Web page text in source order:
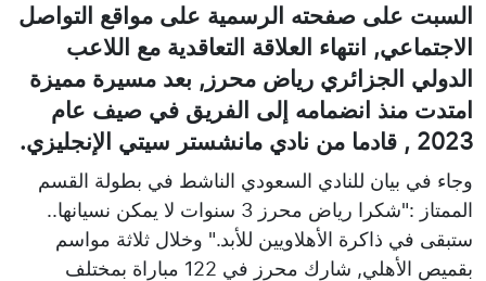
السبت على صفحته الرسمية على مواقع التواصل
الاجتماعي, انتهاء العلاقة التعاقدية مع اللاعب
الدولي الجزائري رياض محرز, بعد مسيرة مميزة
امتدت منذ انضمامه إلى الفريق في صيف عام
2023 , قادما من نادي مانشستر سيتي الإنجليزي.
وجاء في بيان للنادي السعودي الناشط في بطولة القسم
الممتاز :"شكرا رياض محرز 3 سنوات لا يمكن نسيانها..
ستبقى في ذاكرة الأهلاويين للأبد." وخلال ثلاثة مواسم
بقميص الأهلي, شارك محرز في 122 مباراة بمختلف